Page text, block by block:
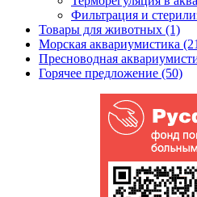
Фильтрация и
Товары для животных (1)
Морская аквариумистика
Пресноводная
Горячее предложение (50)